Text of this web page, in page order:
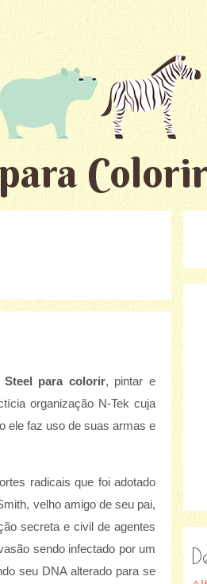
Colorir
Steel para colorir, pintar e
organização N-Tek cuja
ele faz uso de suas armas e
radicais que foi adotado
velho amigo de seu pai,
secreta e civil de agentes
sendo infectado por um
seu DNA alterado para se